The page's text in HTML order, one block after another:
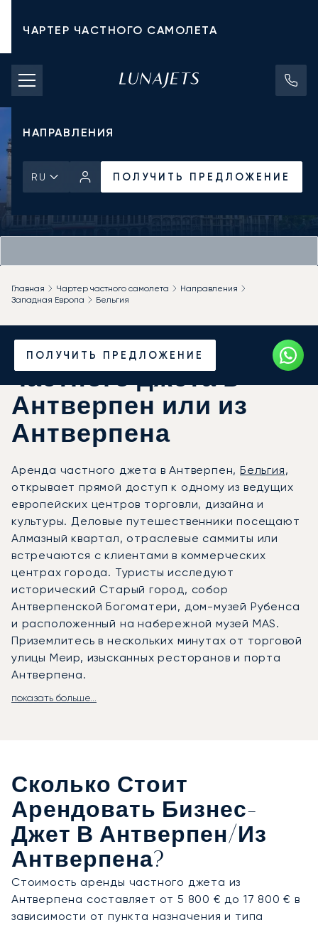
ЧАРТЕР ЧАСТНОГО САМОЛЕТА
СТОИМОСТЬ ЧАРТЕРА
ЧАСТНЫЕ САМОЛЕТЫ
НАПРАВЛЕНИЯ
RU ПОЛУЧИТЬ ПРЕДЛОЖЕНИЕ
ПОЛУЧИТЬ ПРЕДЛОЖЕНИЕ
Главная Чартер частного самолета
Направления
Западная Европа
Бельгия
Закажите аренду
частного джета в
Антверпен или из
Антверпена
Аренда частного джета в Антверпен, Бельгия,
открывает прямой доступ к одному из ведущих
европейских центров торговли, дизайна и
культуры. Деловые путешественники посещают
Алмазный квартал, отраслевые саммиты или
встречаются с клиентами в коммерческих
центрах города. Туристы исследуют
исторический Старый город, собор
Антверпенской Богоматери, дом-музей Рубенса
и расположенный на набережной музей MAS.
Приземлитесь в нескольких минутах от торговой
улицы Меир, изысканных ресторанов и порта
Антверпена.
LunaJets организует рейсы в международный
роскошных отелей в центре города. На борту
вашего частного джета вас ждут просторные
кресла, изысканные блюда и абсолютная
конфиденциальность. Наши клиенты часто
выбирают это направление для деловых встреч
на высшем уровне в алмазной отрасли, визитов в
рамках модной индустрии или роскошного
шопинг-уикенда на улице Меир.
показать больше...
Сколько Стоит
Арендовать Бизнес-
Джет В Антверпен/из
Антверпена?
Стоимость аренды частного джета из
Антверпена составляет от 5 800 € до 17 800 € в
зависимости от пункта назначения и типа